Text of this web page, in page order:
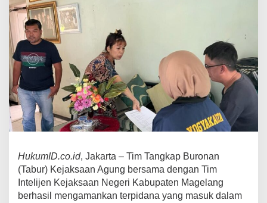
HukumID.co.id, Jakarta – Tim Tangkap Buronan
(Tabur) Kejaksaan Agung bersama dengan Tim
Intelijen Kejaksaan Negeri Kabupaten Magelang
berhasil mengamankan terpidana yang masuk dalam